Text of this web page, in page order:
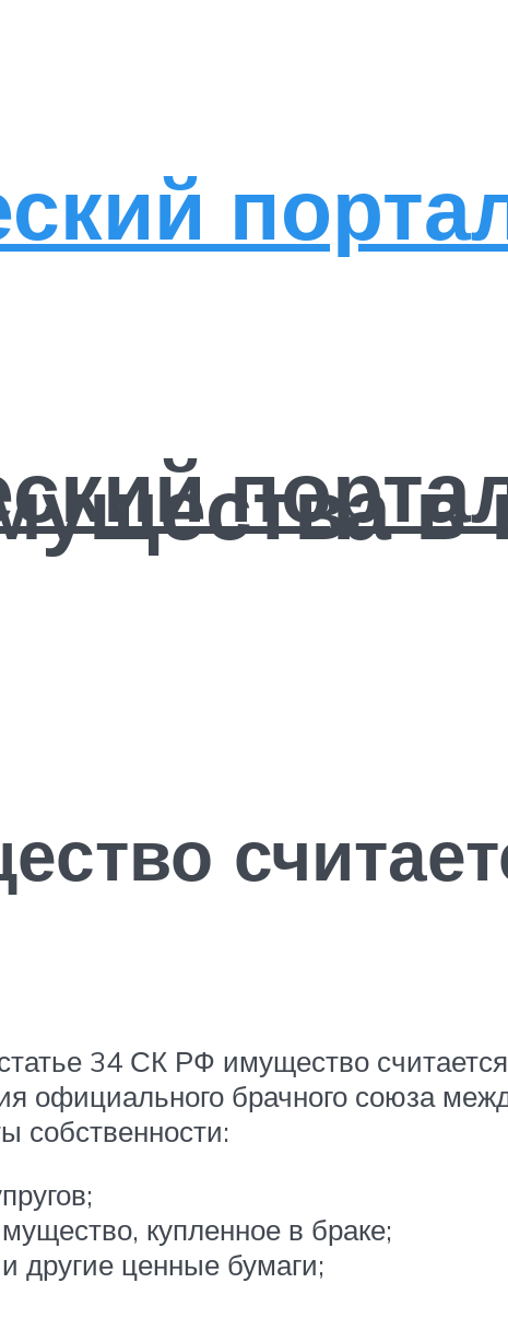
в
34 СК РФ имущество
официального брачного союза
собственности:
купленное в браке;
другие ценные бумаги;